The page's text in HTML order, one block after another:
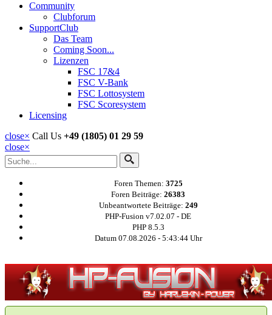
Community
Clubforum
SupportClub
Das Team
Coming Soon...
Lizenzen
FSC 17&4
FSC V-Bank
FSC Lottosystem
FSC Scoresystem
Licensing
close× Call Us +49 (1805) 01 29 59
close×
Foren Themen: 3725
Foren Beiträge: 26383
Unbeantwortete Beiträge: 249
PHP-Fusion v7.02.07 - DE
PHP 8.5.3
Datum 07.08.2026 - 5:43:44Uhr